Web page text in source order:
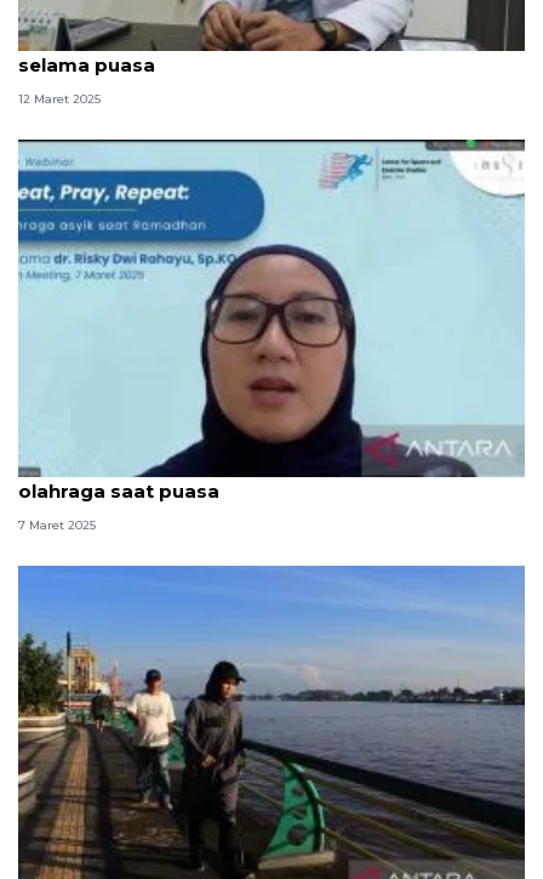
Dokter kasih tips 3T olahraga agar tetap bugar
selama puasa
12 Maret 2025
Ibu hamil disarankan skrining kehamilan sebelum
olahraga saat puasa
7 Maret 2025